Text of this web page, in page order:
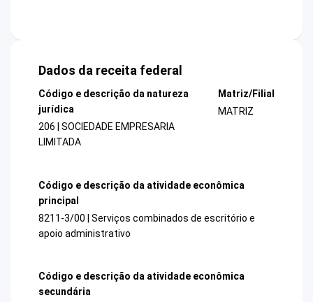
Dados da receita federal
Código e descrição da natureza
jurídica
206 | SOCIEDADE EMPRESARIA
LIMITADA
Matriz/Filial
MATRIZ
Código e descrição da atividade econômica
principal
8211-3/00 | Serviços combinados de escritório e
apoio administrativo
Código e descrição da atividade econômica
secundária